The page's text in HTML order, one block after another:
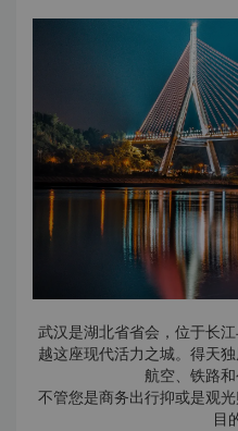
有独特
毛泽
这所故居坐落在幽静之地，
1960年-1974年间前后在此
空地，是赏
武汉
武汉长江大桥，是中国
如今将武汉三镇（汉阳、汉
之前，跨越长江可
大桥长1680米，下层为铁
武汉是湖北省省会，位于长
越这座现代活力之城。得天
航空、铁路和
不管您是商务出行抑或是观
目